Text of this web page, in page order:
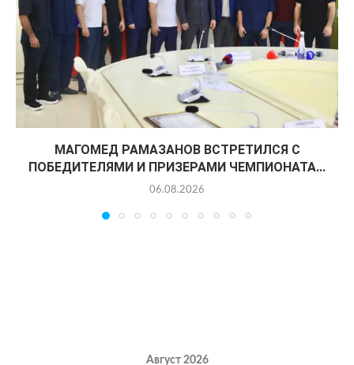
МАГОМЕД РАМАЗАНОВ ВСТРЕТИЛСЯ С
ПОБЕДИТЕЛЯМИ И ПРИЗЕРАМИ ЧЕМПИОНАТА...
06.08.2026
Август 2026